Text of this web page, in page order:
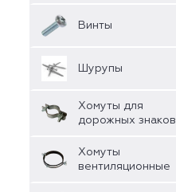
Винты
Шурупы
Хомуты для
дорожных знаков
Хомуты
вентиляционные